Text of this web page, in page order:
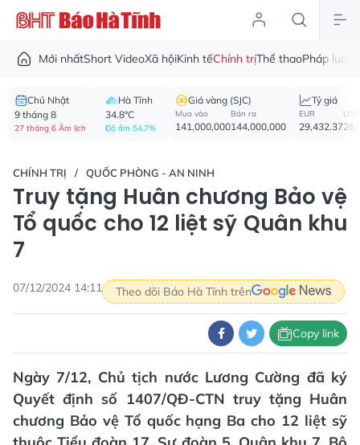
Mới nhấtShort VideoXã hộiKinh tếChính trịThể thaoPháp luật
Chủ Nhật
9 tháng 8
27 tháng 6 Âm lịch
Hà Tĩnh
34.8°C
Độ ẩm 54.7%
Giá vàng (SJC)
Mua vào
141,000,000
Bán ra
144,000,000
Tỷ giá
EUR
29,432.37
USD
CHÍNH TRỊ QUỐC PHÒNG - AN NINH
Truy tặng Huân chương Bảo vệ
Tổ quốc cho 12 liệt sỹ Quân khu
7
07/12/2024 14:11 Theo dõi Báo Hà Tĩnh trên
Copy link
Ngày 7/12, Chủ tịch nước Lương Cường đã ký
Quyết định số 1407/QĐ-CTN truy tặng Huân
chương Bảo vệ Tổ quốc hạng Ba cho 12 liệt sỹ